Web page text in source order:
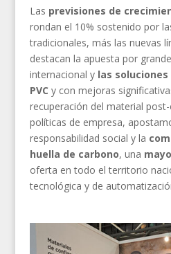
Las previsiones de
rondan el 10% sostenido por
tradicionales, más las nuevas
destacan la apuesta por
internacional y las
PVC y con mejoras
recuperación del material
políticas de empresa,
responsabilidad social y la
huella de carbono, una
oferta en todo el territorio
tecnológica y de